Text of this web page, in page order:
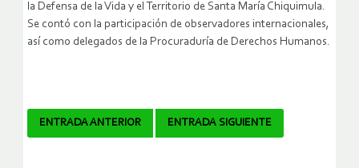
la Defensa de la Vida y el Territorio de Santa María Chiquimula.
Se contó con la participación de observadores internacionales,
así como delegados de la Procuraduría de Derechos Humanos.
Navegador
ENTRADA ANTERIOR ENTRADA SIGUIENTE